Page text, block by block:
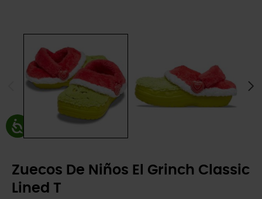
Zuecos De Niños El Grinch Classic
Lined T